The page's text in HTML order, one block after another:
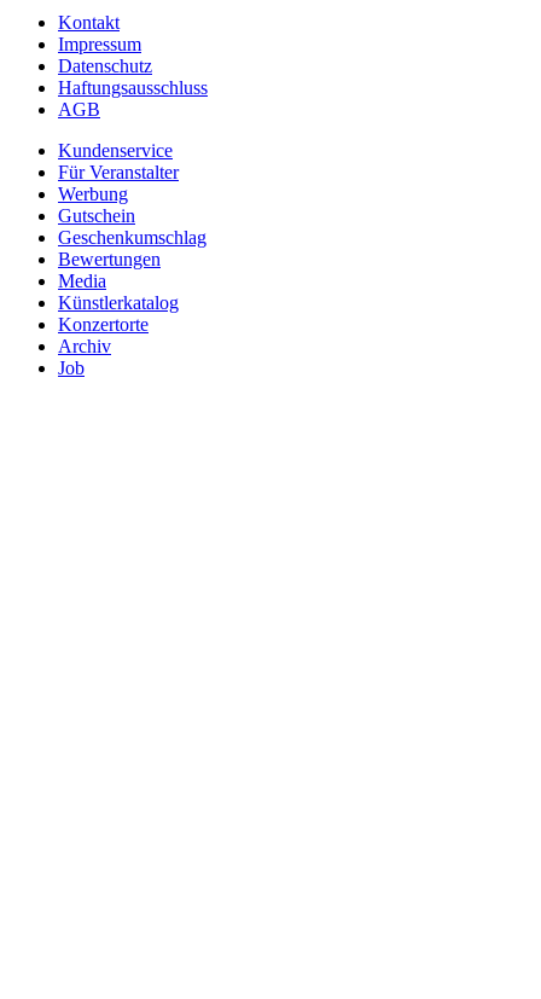
Kontakt
Impressum
Datenschutz
Haftungsausschluss
AGB
Kundenservice
Für Veranstalter
Werbung
Gutschein
Geschenkumschlag
Bewertungen
Media
Künstlerkatalog
Konzertorte
Archiv
Job